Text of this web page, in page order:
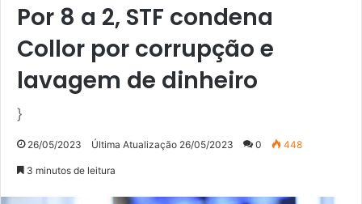
Por 8 a 2, STF condena
Collor por corrupção e
lavagem de dinheiro
}
26/05/2023 Última Atualização 26/05/2023 0 448
3 minutos de leitura